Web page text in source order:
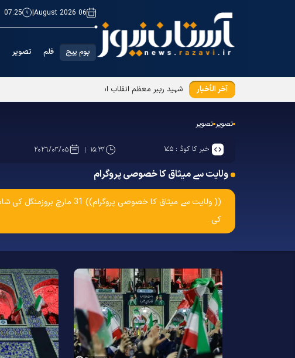
06 August 2026
|
07:25
ہوم پیج فلم تصویر
آخر الأخبار شہید رہبر معظم انقلاب اسلامی(رح) کی یاد میں حرم امام
تصویر تصویر
خبر کا کوڈ : ۱۷۵ ۱۵:۲۴ ۲۰۲۶/۰۴/۰۵
ولایت سے میثاق کا خصوصی پروگرام
(( ولایت سے میثاق کا
کی ۔